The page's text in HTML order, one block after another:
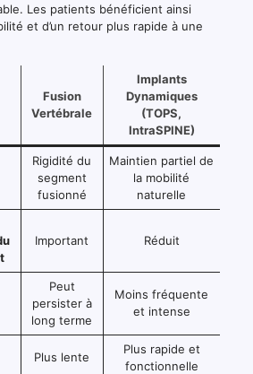
Les patients bénéficient ainsi
et d’un retour plus rapide à une
Fusion
Vertébrale
Implants
Dynamiques
(TOPS,
IntraSPINE)
Rigidité du
segment
fusionné
Maintien partiel de
la mobilité
naturelle
Important Réduit
Peut
persister à
long terme
Moins fréquente
et intense
Plus lente
Plus rapide et
fonctionnelle